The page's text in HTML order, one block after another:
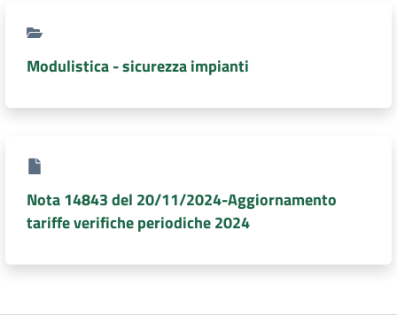
Modulistica - sicurezza impianti
Nota 14843 del 20/11/2024-Aggiornamento
tariffe verifiche periodiche 2024